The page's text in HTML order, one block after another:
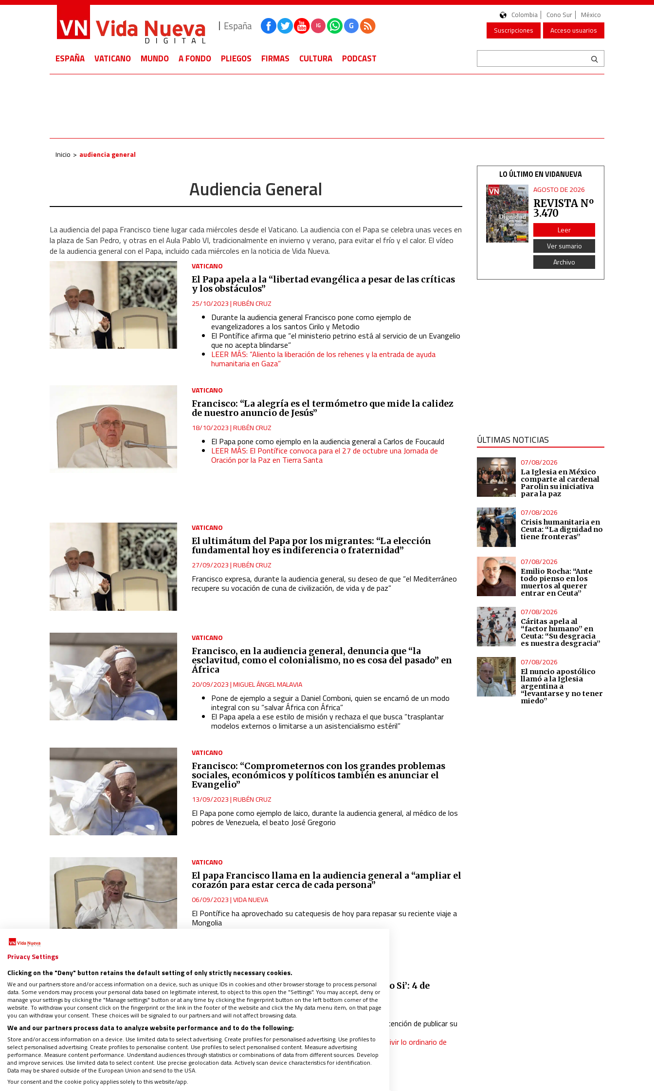
España IG G
Colombia Cono Sur
México
Suscripciones
Acceso usuarios
ESPAÑA VATICANO MUNDO A FONDO PLIEGOS FIRMAS CULTURA PODCAST
Inicio audiencia general
Audiencia General
La audiencia del papa Francisco tiene lugar cada miércoles desde el Vaticano. La audiencia con el Papa se celebra unas veces en
la plaza de San Pedro, y otras en el Aula Pablo VI, tradicionalmente en invierno y verano, para evitar el frío y el calor. El vídeo
de la audiencia general con el Papa, incluido cada miércoles en la noticia de Vida Nueva.
VATICANO
El Papa apela a la “libertad evangélica a pesar de las críticas
y los obstáculos”
25/10/2023|RUBÉN CRUZ
Durante la audiencia general Francisco pone como ejemplo de
evangelizadores a los santos Cirilo y Metodio
El Pontífice afirma que “el ministerio petrino está al servicio de un Evangelio
que no acepta blindarse”
LEER MÁS: “Aliento la liberación de los rehenes y la entrada de ayuda
humanitaria en Gaza”
VATICANO
Francisco: “La alegría es el termómetro que mide la calidez
de nuestro anuncio de Jesús”
18/10/2023|RUBÉN CRUZ
El Papa pone como ejemplo en la audiencia general a Carlos de Foucauld
LEER MÁS: El Pontífice convoca para el 27 de octubre una Jornada de
Oración por la Paz en Tierra Santa
VATICANO
El ultimátum del Papa por los migrantes: “La elección
fundamental hoy es indiferencia o fraternidad”
27/09/2023|RUBÉN CRUZ
Francisco expresa, durante la audiencia general, su deseo de que “el Mediterráneo
recupere su vocación de cuna de civilización, de vida y de paz”
VATICANO
Francisco, en la audiencia general, denuncia que “la
esclavitud, como el colonialismo, no es cosa del pasado” en
África
20/09/2023|MIGUEL ÁNGEL MALAVIA
Pone de ejemplo a seguir a Daniel Comboni, quien se encarnó de un modo
integral con su “salvar África con África”
El Papa apela a ese estilo de misión y rechaza el que busca “trasplantar
modelos externos o limitarse a un asistencialismo estéril”
VATICANO
Francisco: “Comprometernos con los grandes problemas
sociales, económicos y políticos también es anunciar el
Evangelio”
13/09/2023|RUBÉN CRUZ
El Papa pone como ejemplo de laico, durante la audiencia general, al médico de los
pobres de Venezuela, el beato José Gregorio
VATICANO
El papa Francisco llama en la audiencia general a “ampliar el
corazón para estar cerca de cada persona”
06/09/2023|VIDA NUEVA
El Pontífice ha aprovechado su catequesis de hoy para repasar su reciente viaje a
Mongolia
VATICANO
Ya hay fecha para la segunda parte de Laudato Si’: 4 de
octubre
30/08/2023|MATEO GONZÁLEZ ALONSO
Francisco confirma en la audiencia general que tiene intención de publicar su
nueva carta el día de san Francisco de Asís
LEER MÁS: Francisco invita en la audiencia general a “vivir lo ordinario de
manera extraordinaria”
LO ÚLTIMO EN VIDANUEVA
AGOSTO DE 2026
REVISTA Nº
3.470
Leer
Ver sumario
Archivo
ÚLTIMAS NOTICIAS
07/08/2026
La Iglesia en México
comparte al cardenal
Parolin su iniciativa
para la paz
07/08/2026
Crisis humanitaria en
Ceuta: “La dignidad no
tiene fronteras”
07/08/2026
Emilio Rocha: “Ante
todo pienso en los
muertos al querer
entrar en Ceuta”
07/08/2026
Cáritas apela al
“factor humano” en
Ceuta: “Su desgracia
es nuestra desgracia”
07/08/2026
El nuncio apostólico
llamó a la Iglesia
argentina a
“levantarse y no tener
miedo”
Privacy Settings
Clicking on the "Deny" button retains the default setting of only strictly necessary cookies.
We and our partners store and/or access information on a device, such as unique IDs in cookies and other browser storage to process personal
data. Some vendors may process your personal data based on legitimate interest, to object to this open the "Settings". You may accept, deny or
manage your settings by clicking the "Manage settings" button or at any time by clicking the fingerprint button on the left bottom corner of the
website. To withdraw your consent click on the fingerprint or the link in the footer of the website and click the My data menu item, on that page
you can withdraw your consent. These choices will be signaled to our partners and will not affect browsing data.
We and our partners process data to analyze website performance and to do the following:
Store and/or access information on a device. Use limited data to select advertising. Create profiles for personalised advertising. Use profiles to
select personalised advertising. Create profiles to personalise content. Use profiles to select personalised content. Measure advertising
performance. Measure content performance. Understand audiences through statistics or combinations of data from different sources. Develop
and improve services. Use limited data to select content. Use precise geolocation data. Actively scan device characteristics for identification.
Data may be shared outside of the European Union and send to the USA.
Your consent and the cookie policy applies solely to this website/app.